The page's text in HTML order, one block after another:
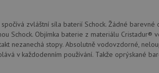
zvláštní síla baterií Schock. Žádné barevné
Schock. Objímka baterie z materiálu Cristadur®
nezanechá stopy. Absolutně vodovzdorné,
v každodenním používání. Takže oprýskané
koncový uživatel
ale pokud je
pravděpodobně
ale pokud je